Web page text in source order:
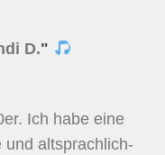
D."
Ich habe eine
und altsprachlich-